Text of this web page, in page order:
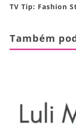
TV Tip: Fashion
Também